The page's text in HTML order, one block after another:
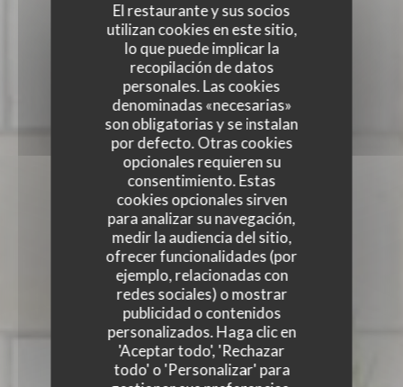
El restaurante y sus socios
utilizan cookies en este sitio,
lo que puede implicar la
recopilación de datos
personales. Las cookies
denominadas «necesarias»
son obligatorias y se instalan
por defecto. Otras cookies
opcionales requieren su
consentimiento. Estas
cookies opcionales sirven
para analizar su navegación,
medir la audiencia del sitio,
ofrecer funcionalidades (por
ejemplo, relacionadas con
redes sociales) o mostrar
publicidad o contenidos
personalizados. Haga clic en
'Aceptar todo', 'Rechazar
todo' o 'Personalizar' para